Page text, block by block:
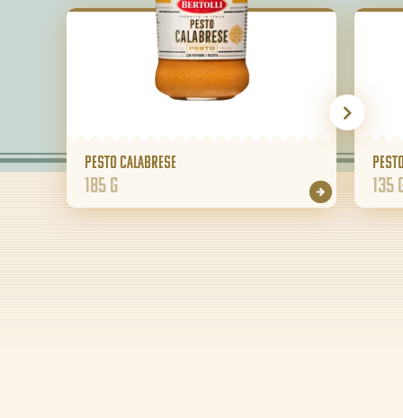
Pesto Calabrese
185 g 135